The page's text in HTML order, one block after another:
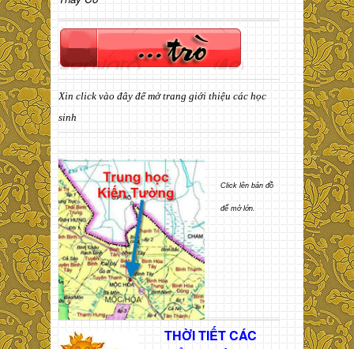
Xin click vào đây để mở trang giới thiệu các học
sinh
Click lên bản đồ
để mở lớn.
THỜI TIẾT CÁC